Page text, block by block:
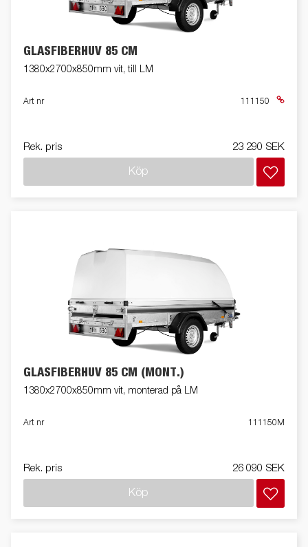
GLASFIBERHUV 85 CM
1380x2700x850mm vit, till LM
Art nr 111150
Rek. pris 23 290 SEK
Köp
GLASFIBERHUV 85 CM (MONT.)
1380x2700x850mm vit, monterad på LM
Art nr 111150M
Rek. pris 26 090 SEK
Köp